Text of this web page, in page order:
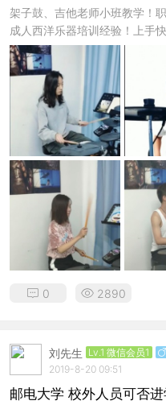
架子鼓、吉他老师小班教学！
成人西洋乐器培训经验！上手
0 2890
刘先生 Lv.1 微信会员1
2019-8-20 09:51
邮电大学 校外人员可否